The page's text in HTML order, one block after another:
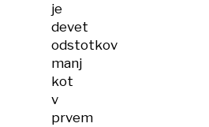
je
devet
odstotkov
manj
kot
v
prvem